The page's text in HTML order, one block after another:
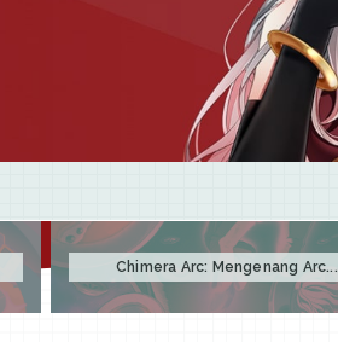
Chimera Arc: Mengenang Arc...